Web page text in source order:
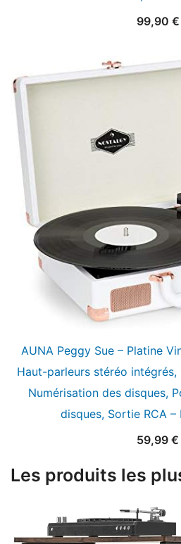
99,90 €
AUNA Peggy Sue – Platine
Haut-parleurs stéréo
Numérisation des disques,
disques, Sortie RCA –
59,99 €
Les produits les